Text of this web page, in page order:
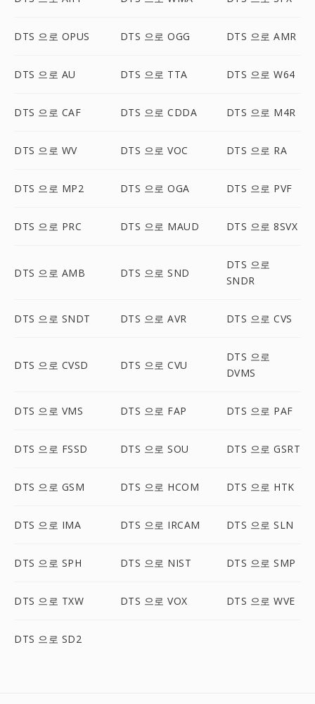
DTS 으로 OPUS DTS 으로 OGG DTS 으로 AMR
DTS 으로 AU DTS 으로 TTA DTS 으로 W64
DTS 으로 CAF DTS 으로 CDDA DTS 으로 M4R
DTS 으로 WV DTS 으로 VOC DTS 으로 RA
DTS 으로 MP2 DTS 으로 OGA DTS 으로 PVF
DTS 으로 PRC DTS 으로 MAUD DTS 으로 8SVX
DTS 으로 AMB DTS 으로 SND
DTS 으로
SNDR
DTS 으로 SNDT DTS 으로 AVR DTS 으로 CVS
DTS 으로 CVSD DTS 으로 CVU
DTS 으로
DVMS
DTS 으로 VMS DTS 으로 FAP DTS 으로 PAF
DTS 으로 FSSD DTS 으로 SOU DTS 으로 GSRT
DTS 으로 GSM DTS 으로 HCOM DTS 으로 HTK
DTS 으로 IMA DTS 으로 IRCAM DTS 으로 SLN
DTS 으로 SPH DTS 으로 NIST DTS 으로 SMP
DTS 으로 TXW DTS 으로 VOX DTS 으로 WVE
DTS 으로 SD2